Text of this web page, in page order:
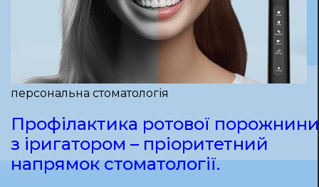
персональна стоматологія
Профілактика ротової порожнини
з іригатором – пріоритетний
напрямок стоматології.